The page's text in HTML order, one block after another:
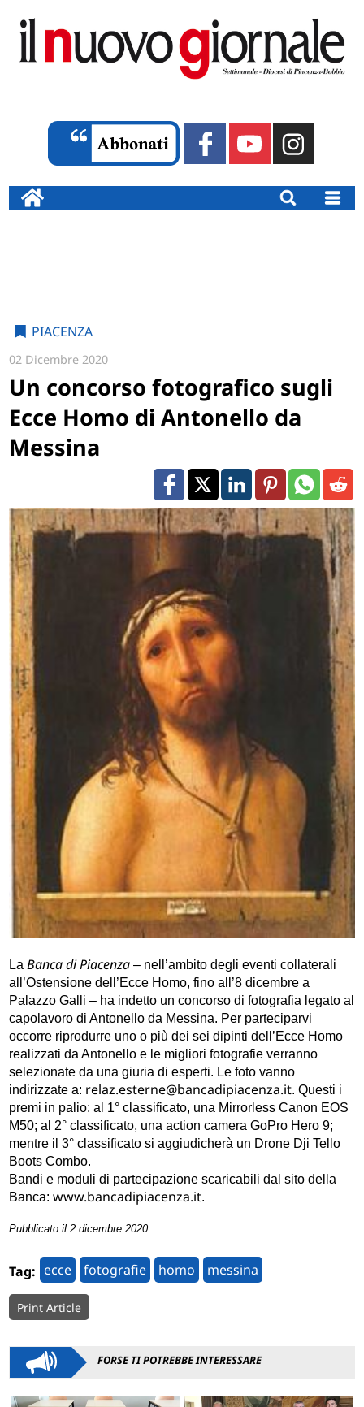
PIACENZA
02 Dicembre 2020
Un concorso fotografico sugli
Ecce Homo di Antonello da
Messina
La Banca di Piacenza – nell’ambito degli eventi collaterali
all’Ostensione dell’Ecce Homo, fino all’8 dicembre a
Palazzo Galli – ha indetto un concorso di fotografia legato al
capolavoro di Antonello da Messina. Per parteciparvi
occorre riprodurre uno o più dei sei dipinti dell’Ecce Homo
realizzati da Antonello e le migliori fotografie verranno
selezionate da una giuria di esperti. Le foto vanno
indirizzate a: relaz.esterne@bancadipiacenza.it. Questi i
premi in palio: al 1° classificato, una Mirrorless Canon EOS
M50; al 2° classificato, una action camera GoPro Hero 9;
mentre il 3° classificato si aggiudicherà un Drone Dji Tello
Boots Combo.
Bandi e moduli di partecipazione scaricabili dal sito della
Banca:www.bancadipiacenza.it.
Pubblicato il 2 dicembre 2020
Tag: ecce fotografie homo messina
Print Article
FORSE TI POTREBBE INTERESSARE